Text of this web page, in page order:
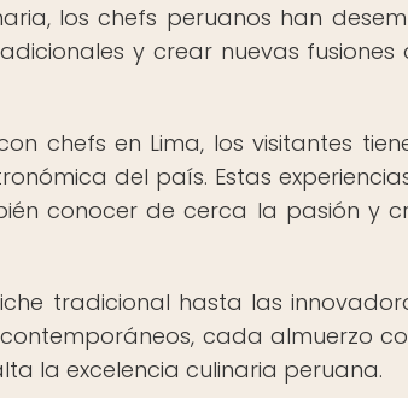
los chefs peruanos han
y crear nuevas fusiones
chefs en Lima, los visitantes
del país. Estas
conocer de cerca la pasión y
tradicional hasta las
cada almuerzo
la excelencia culinaria peruana.